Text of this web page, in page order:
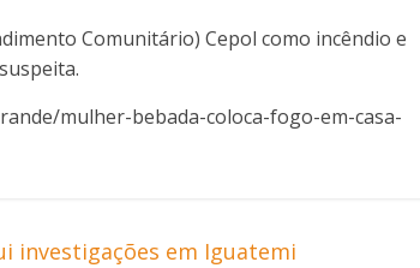
Comunitário) Cepol como incêndio e
mulher-bebada-coloca-fogo-em-casa-
investigações em Iguatemi